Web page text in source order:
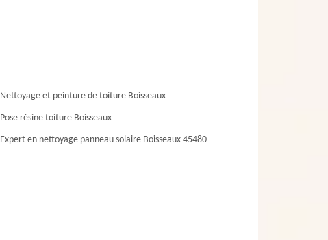
Nettoyage et peinture de toiture Boisseaux
Pose résine toiture Boisseaux
Expert en nettoyage panneau solaire Boisseaux 45480